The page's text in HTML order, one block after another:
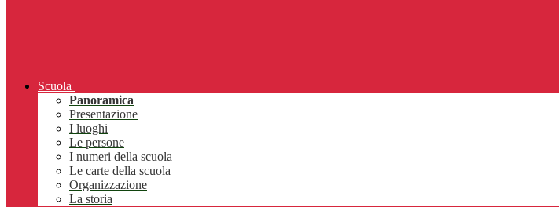
Scuola
Panoramica
Presentazione
I luoghi
Le persone
I numeri della scuola
Le carte della scuola
Organizzazione
La storia